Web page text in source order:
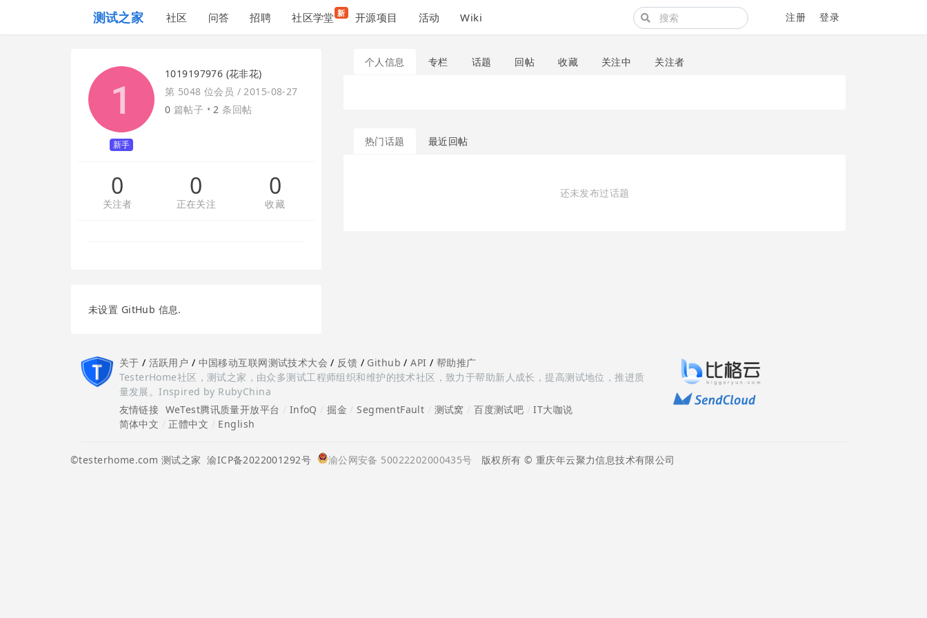
测试之家 社区 问答 招聘 社区学堂 新 开源项目 活动 Wiki 注册 登录
新手
1019197976 (花非花)
第 5048 位会员 /2015-08-27
0 篇帖子 •2 条回帖
0
关注者
0
正在关注
0
收藏
未设置 GitHub 信息.
个人信息 专栏 话题 回帖 收藏 关注中 关注者
热门话题 最近回帖
还未发布过话题
关于 / 活跃用户 / 中国移动互联网测试技术大会 / 反馈 / Github /API / 帮助推广
TesterHome社区，测试之家，由众多测试工程师组织和维护的技术社区，致力于帮助新人成长，提高测试地位，推进质
量发展。Inspired by RubyChina
友情链接 WeTest腾讯质量开放平台 InfoQ /掘金 /SegmentFault 测试窝 /百度测试吧 /IT大咖说
简体中文
正體中文 English
©testerhome.com 测试之家 渝ICP备2022001292号 渝公网安备 50022202000435号 版权所有 © 重庆年云聚力信息技术有限公司